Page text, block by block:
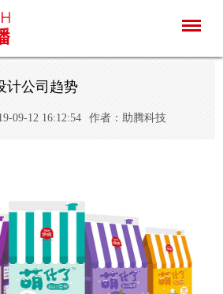
计公司趋势
09-12 16:12:54 作者：助腾科技